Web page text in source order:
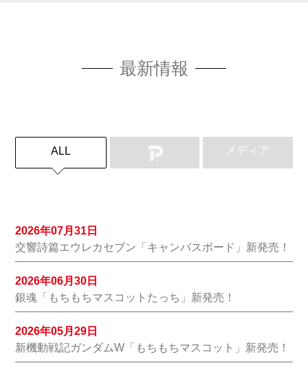
最新情報
ALL
2026年07月31日
交響詩篇エウレカセブン「キャンバスボード」新発売！
2026年06月30日
銀魂「もちもちマスコットたっち」新発売！
2026年05月29日
新機動戦記ガンダムW「もちもちマスコット」新発売！
メディア